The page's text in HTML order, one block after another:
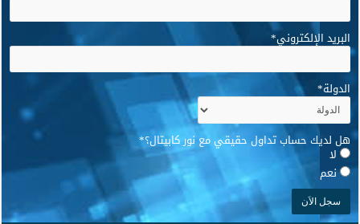
البريد الإلكتروني*
الدولة*
هل لديك حساب تداول حقيقي مع نور كابيتال؟*
لا
نعم